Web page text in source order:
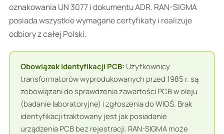
oznakowania UN 3077 i dokumentu ADR. RAN-SIGMA
posiada wszystkie wymagane certyfikaty i realizuje
odbiory z całej Polski.
Obowiązek identyfikacji PCB: Użytkownicy
transformatorów wyprodukowanych przed 1985 r. są
zobowiązani do sprawdzenia zawartości PCB w oleju
(badanie laboratoryjne) i zgłoszenia do WIOŚ. Brak
identyfikacji traktowany jest jak posiadanie
urządzenia PCB bez rejestracji. RAN-SIGMA może